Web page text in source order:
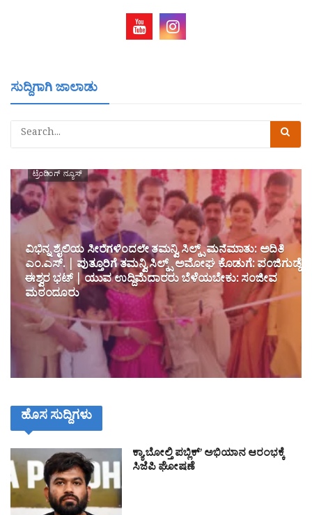
ಸುದ್ದಿಗಾಗಿ ಜಾಲಾಡು
ಟ್ರೆಂಡಿಂಗ್ ನ್ಯೂಸ್
ವಿಭಿನ್ನ ಶೈಲಿಯ ಸೀರೆಗಳಿಂದಲೇ ತಮನ್ವಿ ಸಿಲ್ಕ್ಸ್ ಮನೆಮಾತು: ಅದಿತಿ
ಎಂ.ಎಸ್. | ಪುತ್ತೂರಿಗೆ ತಮನ್ವಿ ಸಿಲ್ಕ್ಸ್ ಅಮೋಘ ಕೊಡುಗೆ: ಪಂಜಿಗುಡ್ಡೆ
ಈಶ್ವರ ಭಟ್ | ಯುವ ಉದ್ದಿಮೆದಾರರು ಬೆಳೆಯಬೇಕು: ಸಂಜೀವ
ಮಠಂದೂರು
ಹೊಸ ಸುದ್ದಿಗಳು
ಕ್ಯಾ ಬೋಲ್ತಿ ಪಬ್ಲಿಕ್’ ಅಭಿಯಾನ ಆರಂಭಕ್ಕೆ
ಸಿಜೆಪಿ ಘೋಷಣೆ